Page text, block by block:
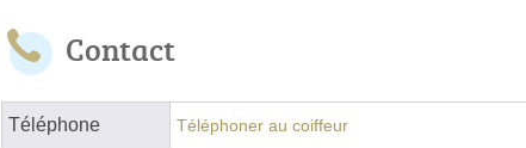
Contact
Téléphone Téléphoner au coiffeur